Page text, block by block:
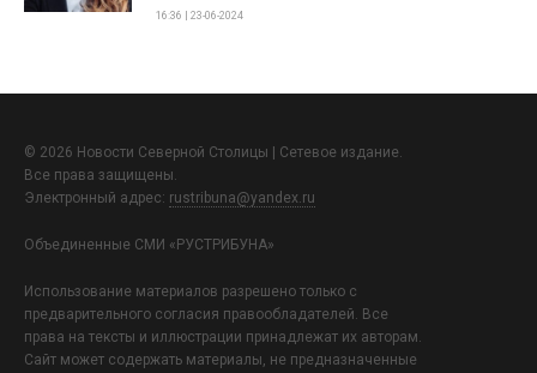
16:36 | 23-06-2024
© 2026 Новости Северной Столицы | Сетевое издание.
Все права защищены.
Электронный адрес: rustribuna@yandex.ru
Объединенные СМИ «РУСТРИБУНА»
Использование материалов разрешено только с
предварительного согласия правообладателей. Все
права на тексты и иллюстрации принадлежат их авторам.
Сайт может содержать материалы, не предназначенные